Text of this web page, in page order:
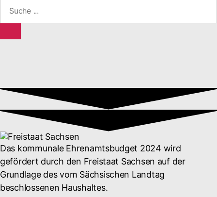
Das kommunale Ehrenamtsbudget 2024 wird
gefördert durch den Freistaat Sachsen auf der
Grundlage des vom Sächsischen Landtag
beschlossenen Haushaltes.